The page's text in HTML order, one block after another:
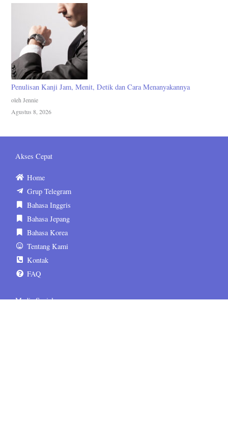
Penulisan Kanji Jam, Menit, Detik dan Cara Menanyakannya
oleh Jennie
Agustus 8, 2026
Akses Cepat
Home
Grup Telegram
Bahasa Inggris
Bahasa Jepang
Bahasa Korea
Tentang Kami
Kontak
FAQ
Media Sosial